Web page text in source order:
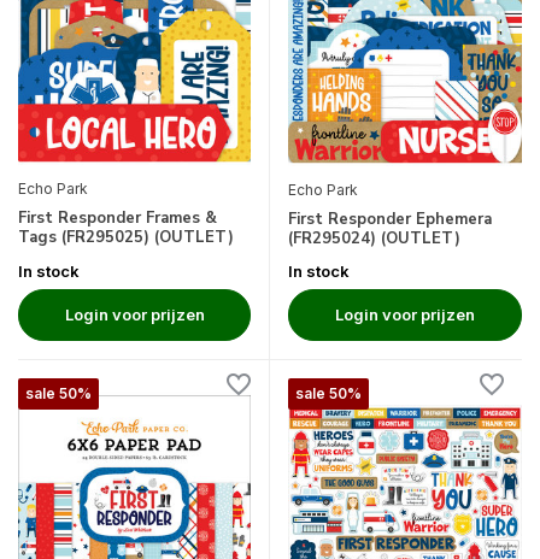
Echo Park
First Responder Frames &
Tags (FR295025) (OUTLET)
In stock
Login voor prijzen
Echo Park
First Responder Ephemera
(FR295024) (OUTLET)
In stock
Login voor prijzen
sale 50% sale 50%